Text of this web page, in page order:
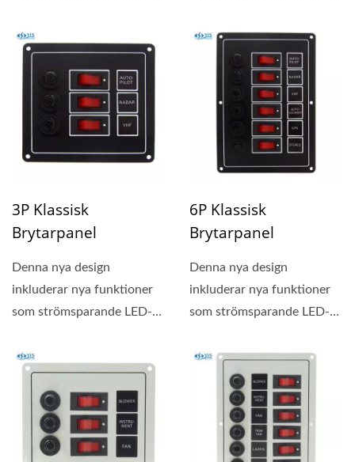
stycken...
stycken...
3P Klassisk
Brytarpanel
Denna nya design
inkluderar nya funktioner
som strömsparande LED-
stycken...
6P Klassisk
Brytarpanel
Denna nya design
inkluderar nya funktioner
som strömsparande LED-
stycken...